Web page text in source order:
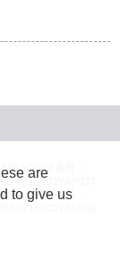
許諾番号：
許諾番号：
are
to give us